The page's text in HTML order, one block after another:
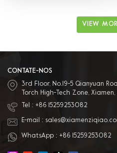
VIEW
CONTATE-NOS
3rd Floor, No.19-5 Qianyuan
Torch High-Tech Zone,
Tel : +86 15259253082
E-mail :
WhatsApp : +86 15259253082